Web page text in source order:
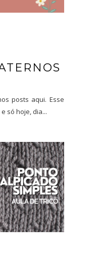
posts aqui. Esse
só hoje, dia...